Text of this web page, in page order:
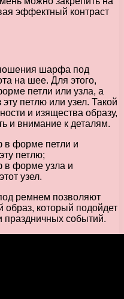
эффектный контраст
шарфа под
на шее. Для этого,
петли или узла, а
петлю или узел. Такой
и изящества образу,
и внимание к деталям.
в форме петли и
петлю;
в форме узла и
узел.
ремнем позволяют
образ, который подойдет
праздничных событий.